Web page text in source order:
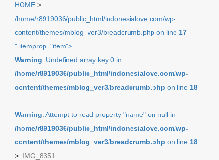
HOME >
/home/r8919036/public_html/indonesialove.com/wp-
content/themes/mblog_ver3/breadcrumb.php on line 17
" itemprop="item">
Warning: Undefined array key 0 in
/home/r8919036/public_html/indonesialove.com/wp-
content/themes/mblog_ver3/breadcrumb.php on line 18
Warning: Attempt to read property "name" on null in
/home/r8919036/public_html/indonesialove.com/wp-
content/themes/mblog_ver3/breadcrumb.php on line 18
> IMG_8351